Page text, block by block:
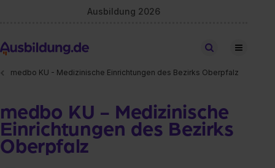
Ausbildung 2026
Stellen finden
medbo KU - Medizinische Einrichtungen des Bezirks Oberpfalz
medbo KU - Medizinische
Einrichtungen des Bezirks
Oberpfalz